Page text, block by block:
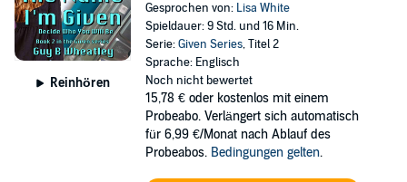
Reinhören
Gesprochen von: Lisa White
Spieldauer: 9 Std. und 16 Min.
Serie:Given Series, Titel 2
Sprache: Englisch
Noch nicht bewertet
15,78 € oder kostenlos mit einem
Probeabo. Verlängert sich automatisch
für 6,99 €/Monat nach Ablauf des
Probeabos. Bedingungen gelten.